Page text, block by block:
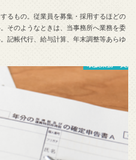
るもの。従業員を募集・採用するほどの
そのようなときは、当事務所へ業務を委
記帳代行、給与計算、年末調整等あらゆ